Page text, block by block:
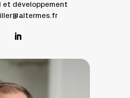
et développement